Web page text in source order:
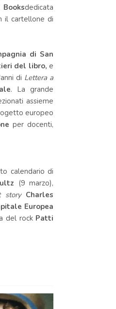
dedicata
il cartellone di
di San
del libro,e
di Lettera a
. La grande
assieme
europeo
per docenti,
calendario di
(9 marzo),
story Charles
Europea
del rock Patti